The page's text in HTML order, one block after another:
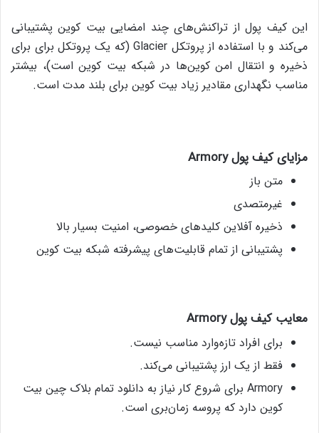
این کیف پول از تراکنش‌های چند امضایی بیت کوین پشتیبانی
می‌کند و با استفاده از پروتکل Glacier (که یک پروتکل برای برای
ذخیره و انتقال امن کوین‌‌ها در شبکه‌ بیت کوین است)،‌ بیشتر
مناسب نگهداری مقادیر زیاد بیت کوین برای بلند مدت است.
مزایای کیف پولArmory
متن باز
غیرمتصدی
ذخیره‌ آفلاین کلیدهای خصوصی‌، امنیت بسیار بالا
پشتیبانی از تمام قابلیت‌های پیشرفته شبکه بیت کوین
معایب کیف پولArmory
برای افراد تازه‌وارد مناسب نیست.
فقط از یک ارز پشتیبانی می‌کند.
Armory‌ برای شروع کار نیاز به دانلود تمام بلاک چین بیت
کوین دارد که پروسه‌ زمان‌بری است.